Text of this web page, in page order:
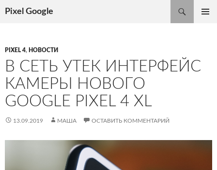
Pixel Google
PIXEL 4, НОВОСТИ
В СЕТЬ УТЕК ИНТЕРФЕЙС
КАМЕРЫ НОВОГО
GOOGLE PIXEL 4 XL
13.09.2019 МАША ОСТАВИТЬ КОММЕНТАРИЙ